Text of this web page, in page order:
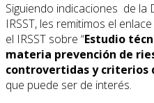
Siguiendo indicaciones de la
IRSST, les remitimos el
el IRSST sobre “Estudio
materia prevención de
controvertidas y criterios
que puede ser de interés.